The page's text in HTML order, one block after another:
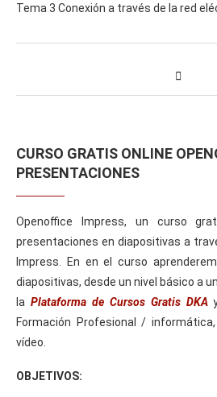
Tema 3 Conexión a través de la red
CURSO GRATIS ONLINE
PRESENTACIONES
Openoffice Impress, un curso
presentaciones en diapositivas a
Impress. En en el curso
diapositivas, desde un nivel básico a
la Plataforma de Cursos Gratis DKAy
Formación Profesional /
vídeo.
OBJETIVOS: